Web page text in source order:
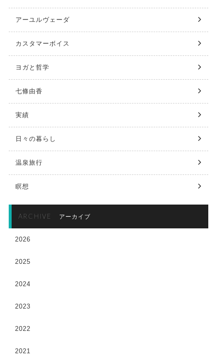
アーユルヴェーダ
カスタマーボイス
ヨガと哲学
七條由香
実績
日々の暮らし
温泉旅行
瞑想
ARCHIVE アーカイブ
2026
2025
2024
2023
2022
2021